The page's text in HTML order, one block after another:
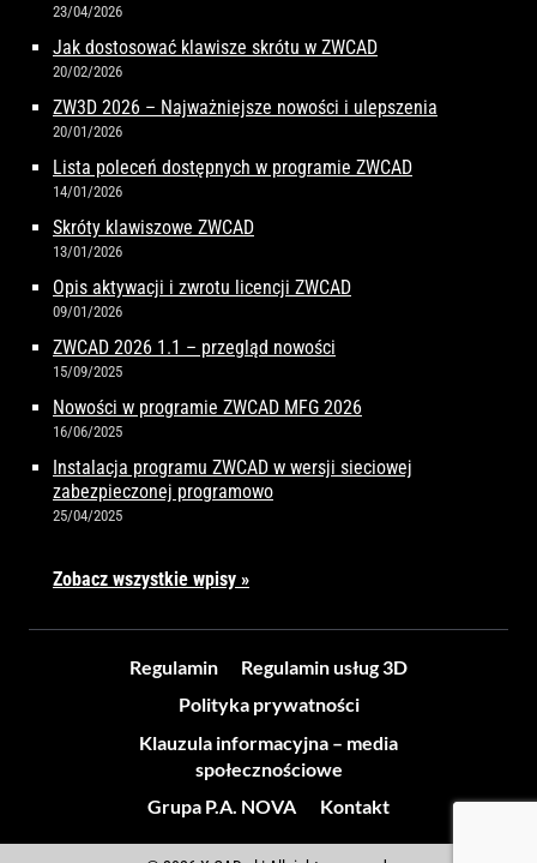
23/04/2026
Jak dostosować klawisze skrótu w ZWCAD
20/02/2026
ZW3D 2026 – Najważniejsze nowości i ulepszenia
20/01/2026
Lista poleceń dostępnych w programie ZWCAD
14/01/2026
Skróty klawiszowe ZWCAD
13/01/2026
Opis aktywacji i zwrotu licencji ZWCAD
09/01/2026
ZWCAD 2026 1.1 – przegląd nowości
15/09/2025
Nowości w programie ZWCAD MFG 2026
16/06/2025
Instalacja programu ZWCAD w wersji sieciowej
zabezpieczonej programowo
25/04/2025
Zobacz wszystkie wpisy »
Regulamin
Regulamin usług 3D
Polityka prywatności
Klauzula informacyjna – media
społecznościowe
Grupa P.A. NOVA
Kontakt